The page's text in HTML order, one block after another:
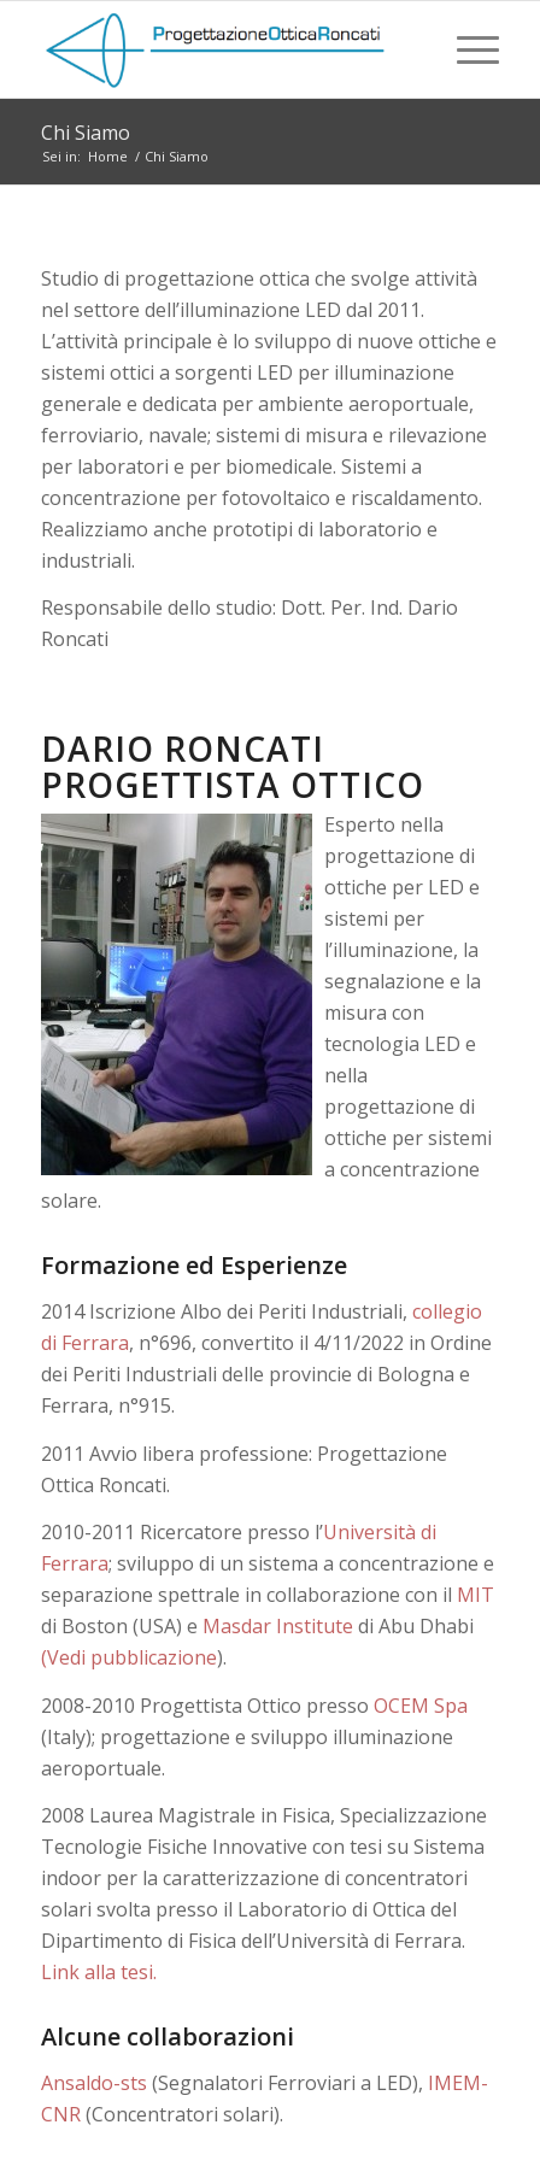
Chi Siamo
Sei in: Home / Chi Siamo
Studio di progettazione ottica che svolge attività
nel settore dell’illuminazione LED dal 2011.
L’attività principale è lo sviluppo di nuove ottiche e
sistemi ottici a sorgenti LED per illuminazione
generale e dedicata per ambiente aeroportuale,
ferroviario, navale; sistemi di misura e rilevazione
per laboratori e per biomedicale. Sistemi a
concentrazione per fotovoltaico e riscaldamento.
Realizziamo anche prototipi di laboratorio e
industriali.
Responsabile dello studio: Dott. Per. Ind. Dario
Roncati
DARIO RONCATI
PROGETTISTA OTTICO
Esperto nella
progettazione di
ottiche per LED e
sistemi per
l’illuminazione, la
segnalazione e la
misura con
tecnologia LED e
nella
progettazione di
ottiche per sistemi
a concentrazione
solare.
Formazione ed Esperienze
2014 Iscrizione Albo dei Periti Industriali, collegio
di Ferrara, n°696, convertito il 4/11/2022 in Ordine
dei Periti Industriali delle provincie di Bologna e
Ferrara, n°915.
2011 Avvio libera professione: Progettazione
Ottica Roncati.
2010-2011 Ricercatore presso l’Università di
Ferrara; sviluppo di un sistema a concentrazione e
separazione spettrale in collaborazione con il MIT
di Boston (USA) e Masdar Institute di Abu Dhabi
(Vedi pubblicazione).
2008-2010 Progettista Ottico presso OCEM Spa
(Italy); progettazione e sviluppo illuminazione
aeroportuale.
2008 Laurea Magistrale in Fisica, Specializzazione
Tecnologie Fisiche Innovative con tesi su Sistema
indoor per la caratterizzazione di concentratori
solari svolta presso il Laboratorio di Ottica del
Dipartimento di Fisica dell’Università di Ferrara.
Link alla tesi.
Alcune collaborazioni
Ansaldo-sts (Segnalatori Ferroviari a LED), IMEM-
CNR(Concentratori solari).